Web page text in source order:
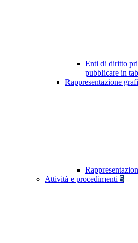
Enti di diritto
pubblicare in
Rappresentazione
Attività e procedimenti 5